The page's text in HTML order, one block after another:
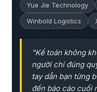
Yue Jie Technology
Winbold Logistics
"Kế toán không
người chỉ đúng
tay dẫn bạn từng
đến báo cáo cuối